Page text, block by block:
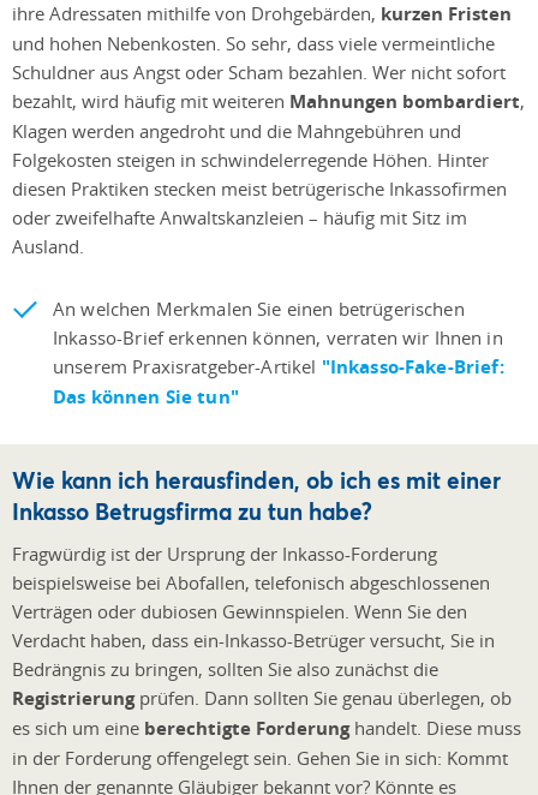
ihre Adressaten mithilfe von Drohgebärden, kurzen Fristen
und hohen Nebenkosten. So sehr, dass viele vermeintliche
Schuldner aus Angst oder Scham bezahlen. Wer nicht sofort
bezahlt, wird häufig mit weiteren Mahnungen bombardiert,
Klagen werden angedroht und die Mahngebühren und
Folgekosten steigen in schwindelerregende Höhen. Hinter
diesen Praktiken stecken meist betrügerische Inkassofirmen
oder zweifelhafte Anwaltskanzleien – häufig mit Sitz im
Ausland.
An welchen Merkmalen Sie einen betrügerischen
Inkasso-Brief erkennen können, verraten wir Ihnen in
unserem Praxisratgeber-Artikel "Inkasso-Fake-Brief:
Das können Sie tun"
Wie kann ich herausfinden, ob ich es mit einer
Inkasso Betrugsfirma zu tun habe?
Fragwürdig ist der Ursprung der Inkasso-Forderung
beispielsweise bei Abofallen, telefonisch abgeschlossenen
Verträgen oder dubiosen Gewinnspielen. Wenn Sie den
Verdacht haben, dass ein-Inkasso-Betrüger versucht, Sie in
Bedrängnis zu bringen, sollten Sie also zunächst die
Registrierung prüfen. Dann sollten Sie genau überlegen, ob
es sich um eine berechtigte Forderunghandelt. Diese muss
in der Forderung offengelegt sein. Gehen Sie in sich: Kommt
Ihnen der genannte Gläubiger bekannt vor? Könnte es